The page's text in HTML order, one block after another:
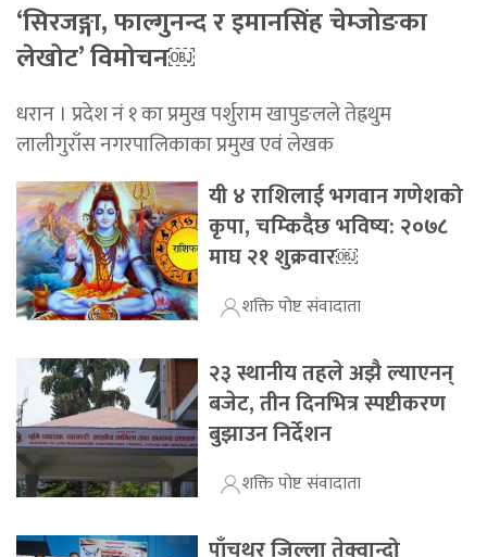
‘सिरजङ्गा, फाल्गुनन्द र इमानसिंह चेम्जोङका
लेखोट’ विमोचन￼
धरान । प्रदेश नं १ का प्रमुख पर्शुराम खापुङलले तेह्रथुम
लालीगुराँस नगरपालिकाका प्रमुख एवं लेखक
यी ४ राशिलाई भगवान गणेशको
कृपा, चम्किदैछ भविष्य: २०७८
माघ २१ शुक्रवार￼
शक्ति पोष्ट संवादाता
२३ स्थानीय तहले अझै ल्याएनन्
बजेट, तीन दिनभित्र स्पष्टीकरण
बुझाउन निर्देशन
शक्ति पोष्ट संवादाता